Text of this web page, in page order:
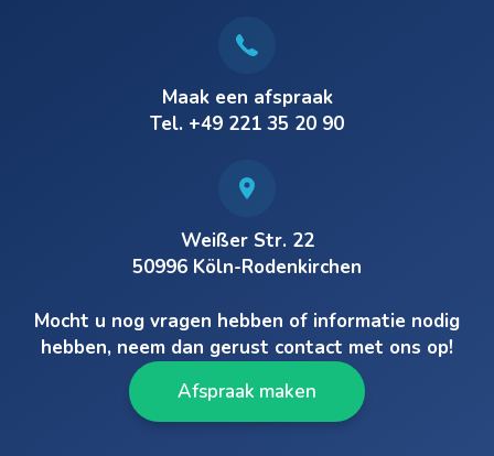
Maak een afspraak
Tel. +49 221 35 20 90
Weißer Str. 22
50996 Köln-Rodenkirchen
Mocht u nog vragen hebben of informatie nodig
hebben, neem dan gerust contact met ons op!
Afspraak maken